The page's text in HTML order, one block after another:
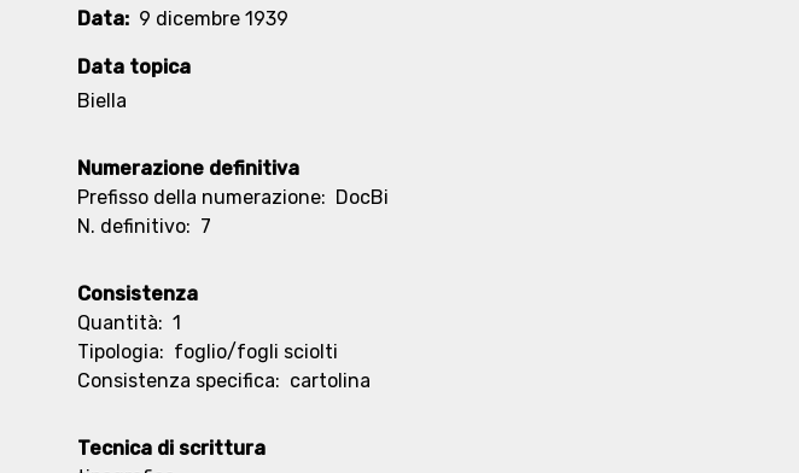
Data: 9 dicembre 1939
Data topica
Biella
Numerazione definitiva
Prefisso della numerazione: DocBi
N. definitivo: 7
Consistenza
Quantità: 1
Tipologia: foglio/fogli sciolti
Consistenza specifica: cartolina
Tecnica di scrittura